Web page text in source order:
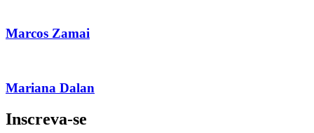
Marcos Zamai
Mariana Dalan
Inscreva-se